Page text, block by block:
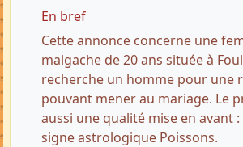
En bref
Cette annonce concerne une
malgache de 20 ans située à
recherche un homme pour une
pouvant mener au mariage. Le
aussi une qualité mise en avant
signe astrologique Poissons.